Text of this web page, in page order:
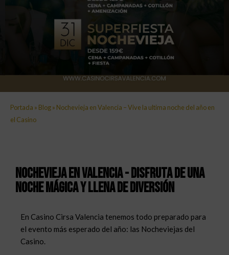
Portada » Blog» Nochevieja en Valencia – Vive la ultima noche del año en
el Casino
Nochevieja en Valencia - Disfruta de una
noche mágica y llena de diversión
En Casino Cirsa Valencia tenemos todo preparado para
el evento más esperado del año: las Nocheviejas del
Casino.